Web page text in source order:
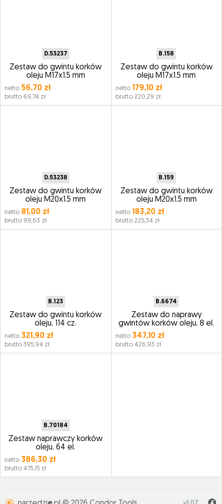
D.53237
Zestaw do gwintu korków
oleju M17x1.5 mm
netto 56,70 zł
brutto 69,74 zł
B.158
Zestaw do gwintu korków
oleju M17x1.5 mm
netto179,10 zł
brutto 220,29 zł
D.53238
Zestaw do gwintu korków
oleju M20x1.5 mm
netto 81,00 zł
brutto 99,63 zł
B.159
Zestaw do gwintu korków
oleju M20x1.5 mm
netto183,20 zł
brutto 225,34 zł
B.123
Zestaw do gwintu korków
oleju, 114 cz.
netto 321,90 zł
brutto 395,94 zł
B.6674
Zestaw do naprawy
gwintów korków oleju, 8 el.
netto347,10 zł
brutto 426,93 zł
B.70184
Zestaw naprawczy korków
oleju, 64 el.
netto 386,30 zł
brutto 475,15 zł